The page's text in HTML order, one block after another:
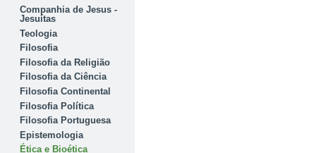
Companhia de Jesus -
Jesuítas
Teologia
Filosofia
Filosofia da Religião
Filosofia da Ciência
Filosofia Continental
Filosofia Política
Filosofia Portuguesa
Epistemologia
Ética e Bioética